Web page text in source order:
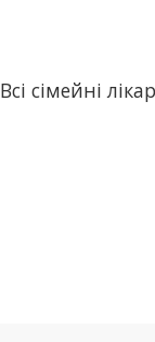
Всі сімейні